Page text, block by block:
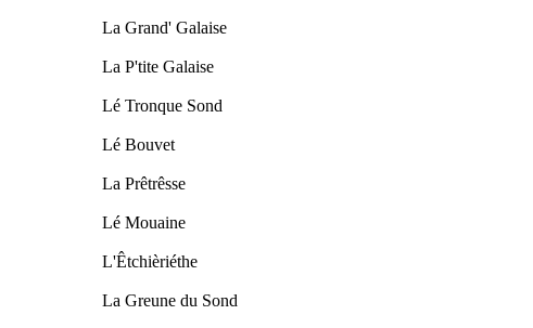
La Grand' Galaise
La P'tite Galaise
Lé Tronque Sond
Lé Bouvet
La Prêtrêsse
Lé Mouaine
L'Êtchièriéthe
La Greune du Sond